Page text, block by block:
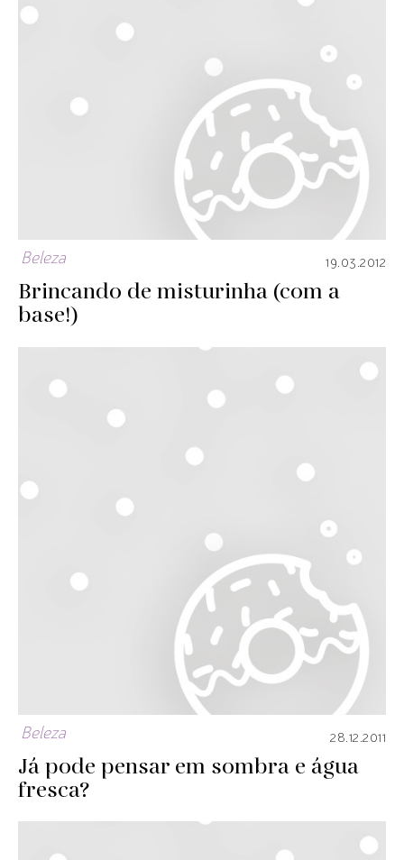
Beleza 19.03.2012
Brincando de misturinha (com a
base!)
Beleza 28.12.2011
Já pode pensar em sombra e água
fresca?